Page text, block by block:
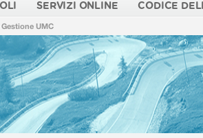
SERVIZI ONLINE CODICE
Gestione UMC